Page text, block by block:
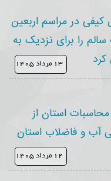
مراسم اربعین
نزدیک به
از
استان